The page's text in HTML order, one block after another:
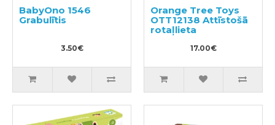
BabyOno 1546
Grabulītis
3.50€
Orange Tree Toys
OTT12138 Attīstošā
rotaļlieta
17.00€